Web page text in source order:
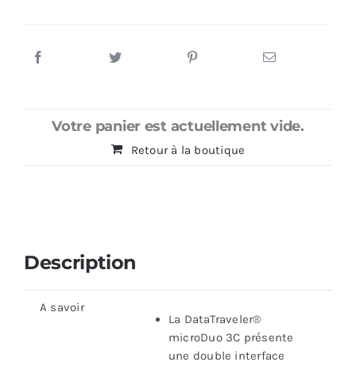
Votre panier est actuellement vide.
Retour à la boutique
Description
A savoir
La DataTraveler®
microDuo 3C présente
une double interface